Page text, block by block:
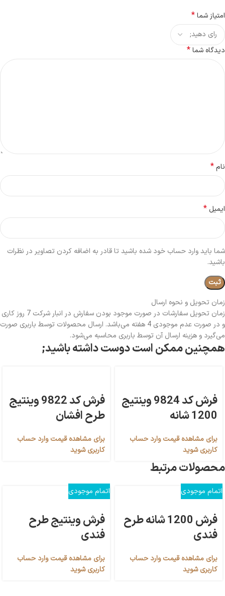
امتیاز شما*
دیدگاه شما*
نام*
ایمیل *
شما باید وارد حساب خود شده باشید تا قادر به اضافه کردن تصاویر در نظرات
باشید.
زمان تحویل و نحوه ارسال
زمان تحویل سفارشات در صورت موجود بودن سفارش در انبار شرکت 7 روز کاری
و در صورت عدم موجودی 4 هفته می‌باشد. ارسال محصولات توسط باربری صورت
می‌گیرد و هزینه ارسال آن توسط باربری محاسبه می‌شود.
همچنین ممکن است دوست داشته باشید;
فرش کد 9824 وینتیج
1200 شانه
برای مشاهده قیمت وارد حساب
کاربری شوید
فرش کد 9822 وینتیج
طرح افشان
برای مشاهده قیمت وارد حساب
کاربری شوید
محصولات مرتبط
اتمام موجودی
فرش 1200 شانه طرح
فندی
برای مشاهده قیمت وارد حساب
کاربری شوید
اتمام موجودی
فرش وینتیج طرح
فندی
برای مشاهده قیمت وارد حساب
کاربری شوید